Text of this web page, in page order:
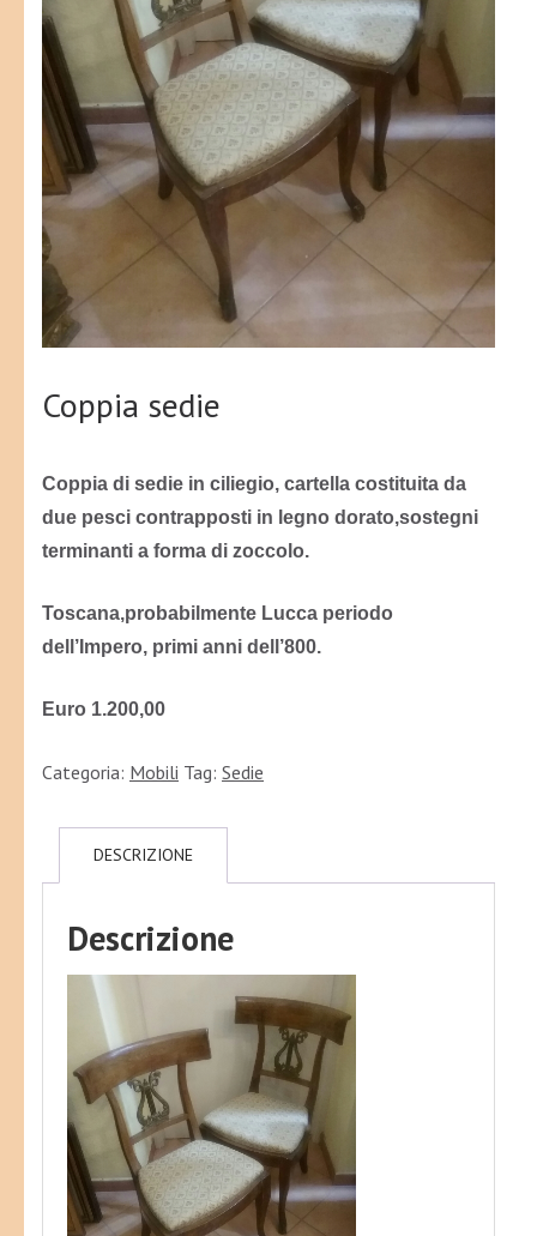
Coppia sedie
Coppia di sedie in ciliegio, cartella costituita da
due pesci contrapposti in legno dorato,sostegni
terminanti a forma di zoccolo.
Toscana,probabilmente Lucca periodo
dell’Impero, primi anni dell’800.
Euro 1.200,00
Categoria: Mobili Tag: Sedie
DESCRIZIONE
Descrizione